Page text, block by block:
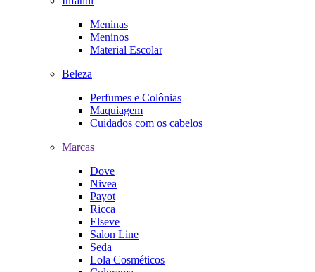
Meninas
Meninos
Material Escolar
Beleza
Perfumes e Colônias
Maquiagem
Cuidados com os cabelos
Marcas
Dove
Nivea
Payot
Ricca
Elseve
Salon Line
Seda
Lola Cosméticos